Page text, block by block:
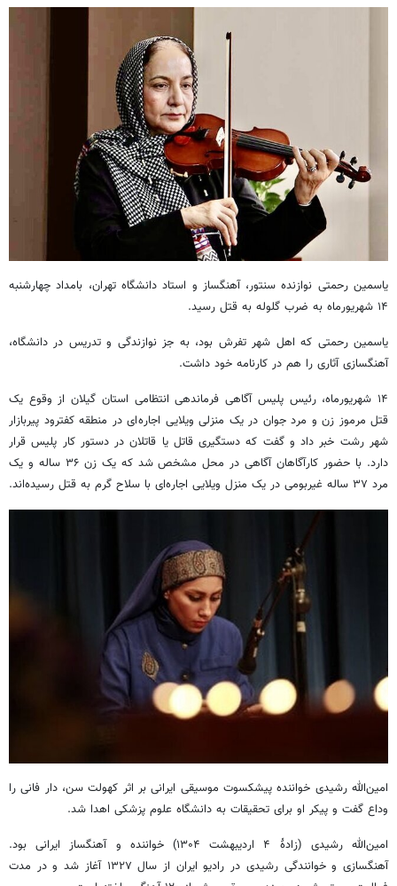
یاسمین رحمتی نوازنده سنتور، آهنگساز و استاد دانشگاه تهران، بامداد چهارشنبه
۱۴ شهریورماه به ضرب گلوله به قتل رسید.
یاسمین رحمتی که اهل شهر تفرش بود، به جز نوازندگی و تدریس در دانشگاه،
آهنگسازی آثاری را هم در کارنامه خود داشت.
۱۴ شهریورماه، رئیس پلیس آگاهی فرماندهی انتظامی استان گیلان از وقوع یک
قتل مرموز زن و مرد جوان در یک منزلی ویلایی اجاره ای در منطقه کفترود پیربازار
شهر رشت خبر داد و گفت که دستگیری قاتل یا قاتلان در دستور کار پلیس قرار
دارد. با حضور کارآگاهان آگاهی در محل مشخص شد که یک زن ۳۶ ساله و یک
مرد ۳۷ ساله غیربومی در یک منزل ویلایی اجاره‌ای با سلاح گرم به قتل رسیده‌اند.
امین‌الله رشیدی خواننده پیشکسوت موسیقی ایرانی بر اثر کهولت سن، دار فانی را
وداع گفت و پیکر او برای تحقیقات به دانشگاه علوم پزشکی اهدا شد.
امین‌الله رشیدی (زادهٔ ۴ اردیبهشت ۱۳۰۴) خواننده و آهنگساز ایرانی بود.
آهنگسازی و خوانندگی رشیدی در رادیو ایران از سال ۱۳۲۷ آغاز شد و در مدت